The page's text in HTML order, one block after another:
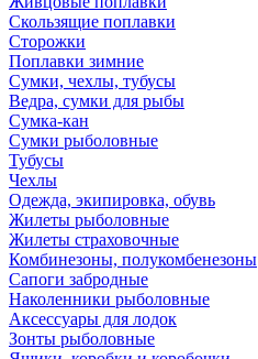
Скользящие поплавки
Сторожки
Поплавки зимние
Сумки, чехлы, тубусы
Ведра, сумки для рыбы
Сумка-кан
Сумки рыболовные
Тубусы
Чехлы
Одежда, экипировка, обувь
Жилеты рыболовные
Жилеты страховочные
Комбинезоны, полукомбенезоны
Сапоги забродные
Наколенники рыболовные
Аксессуары для лодок
Зонты рыболовные